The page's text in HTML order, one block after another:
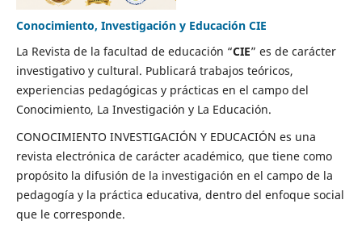
Conocimiento, Investigación y Educación CIE
La Revista de la facultad de educación “CIE” es de carácter
investigativo y cultural. Publicará trabajos teóricos,
experiencias pedagógicas y prácticas en el campo del
Conocimiento, La Investigación y La Educación.
CONOCIMIENTO INVESTIGACIÓN Y EDUCACIÓN es una
revista electrónica de carácter académico, que tiene como
propósito la difusión de la investigación en el campo de la
pedagogía y la práctica educativa, dentro del enfoque social
que le corresponde.